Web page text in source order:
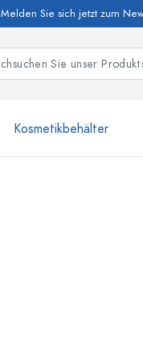
Melden Sie sich jetzt zum
Kosmetikbehälter